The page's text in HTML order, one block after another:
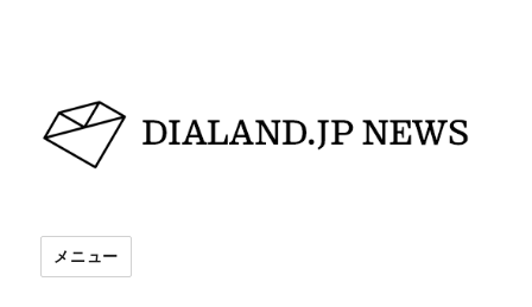
DIALAND.JP NEWS
メニュー